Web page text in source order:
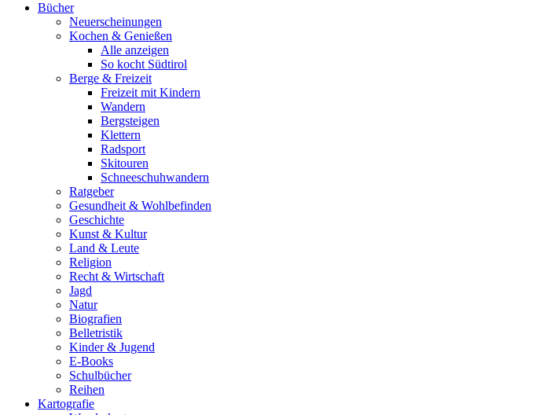
Bücher
Neuerscheinungen
Kochen & Genießen
Alle anzeigen
So kocht Südtirol
Berge & Freizeit
Freizeit mit Kindern
Wandern
Bergsteigen
Klettern
Radsport
Skitouren
Schneeschuhwandern
Ratgeber
Gesundheit & Wohlbefinden
Geschichte
Kunst & Kultur
Land & Leute
Religion
Recht & Wirtschaft
Jagd
Natur
Biografien
Belletristik
Kinder & Jugend
E-Books
Schulbücher
Reihen
Kartografie